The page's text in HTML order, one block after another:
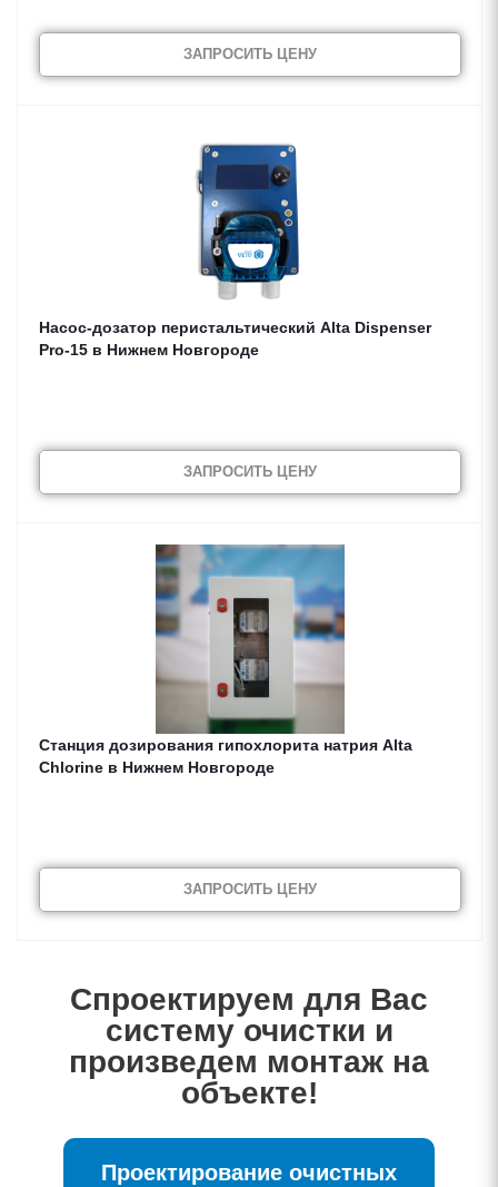
ЗАПРОСИТЬ ЦЕНУ
Насос-дозатор перистальтический Alta Dispenser
Pro-15 в Нижнем Новгороде
ЗАПРОСИТЬ ЦЕНУ
Cтанция дозирования гипохлорита натрия Alta
Chlorine в Нижнем Новгороде
ЗАПРОСИТЬ ЦЕНУ
Спроектируем для Вас
систему очистки и
произведем монтаж на
объекте!
Проектирование очистных